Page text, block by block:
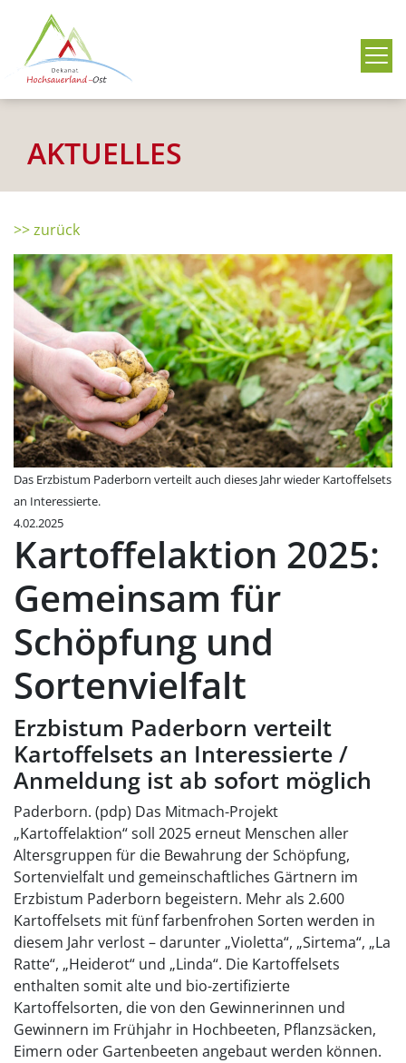
AKTUELLES
>> zurück
Das Erzbistum Paderborn verteilt auch dieses Jahr wieder Kartoffelsets
an Interessierte.
4.02.2025
Kartoffelaktion 2025:
Gemeinsam für
Schöpfung und
Sortenvielfalt
Erzbistum Paderborn verteilt
Kartoffelsets an Interessierte /
Anmeldung ist ab sofort möglich
Paderborn. (pdp) Das Mitmach-Projekt
„Kartoffelaktion“ soll 2025 erneut Menschen aller
Altersgruppen für die Bewahrung der Schöpfung,
Sortenvielfalt und gemeinschaftliches Gärtnern im
Erzbistum Paderborn begeistern. Mehr als 2.600
Kartoffelsets mit fünf farbenfrohen Sorten werden in
diesem Jahr verlost – darunter „Violetta“, „Sirtema“, „La
Ratte“, „Heiderot“ und „Linda“. Die Kartoffelsets
enthalten somit alte und bio-zertifizierte
Kartoffelsorten, die von den Gewinnerinnen und
Gewinnern im Frühjahr in Hochbeeten, Pflanzsäcken,
Eimern oder Gartenbeeten angebaut werden können.